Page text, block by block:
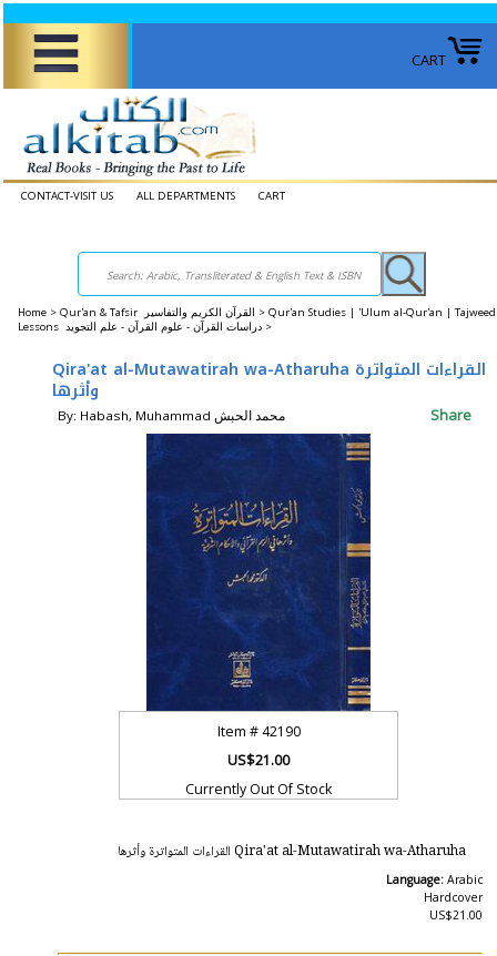
CART
CONTACT-VISIT US ALL DEPARTMENTS CART
Home > Qur'an & Tafsir القرآن الكريم والتفاسير > Qur'an Studies | 'Ulum al-Qur'an | Tajweed
Lessons دراسات القرآن - علوم القرآن - علم التجويد >
Qira'at al-Mutawatirah wa-Atharuha القراءات المتواترة
وأثرها
By: Habash, Muhammad محمد الحبش Share
Item #42190
US$21.00
Currently Out Of Stock
Qira'at al-Mutawatirah wa-Atharuha القراءات المتواترة وأثرها
Language: Arabic
Hardcover
US$21.00